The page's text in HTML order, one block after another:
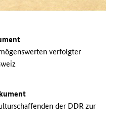
verfolgter
der DDR zur